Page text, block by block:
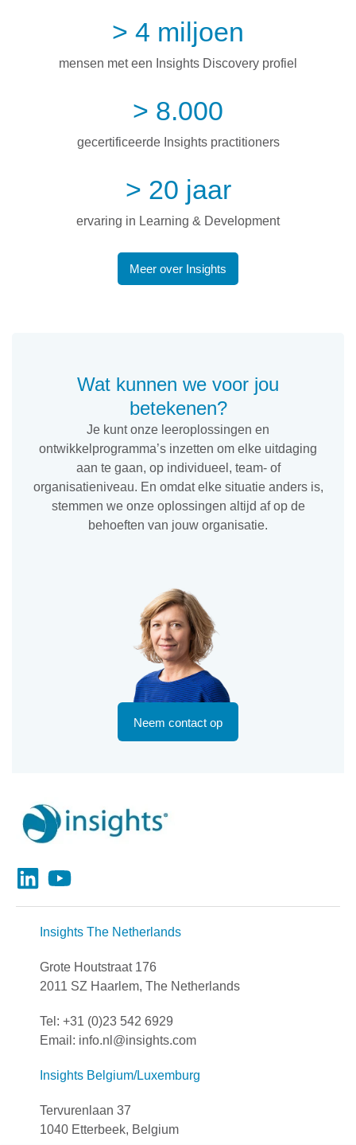
> 4 miljoen
mensen met een Insights Discovery profiel
> 8.000
gecertificeerde Insights practitioners
> 20 jaar
ervaring in Learning & Development
Meer over Insights
Wat kunnen we voor jou
betekenen?
Je kunt onze leeroplossingen en
ontwikkelprogramma’s inzetten om elke uitdaging
aan te gaan, op individueel, team- of
organisatieniveau. En omdat elke situatie anders is,
stemmen we onze oplossingen altijd af op de
behoeften van jouw organisatie.
Neem contact op
Insights The Netherlands
Grote Houtstraat 176
2011 SZ Haarlem, The Netherlands
Tel: +31 (0)23 542 6929
Email: info.nl@insights.com
Insights Belgium/Luxemburg
Tervurenlaan 37
1040 Etterbeek, Belgium